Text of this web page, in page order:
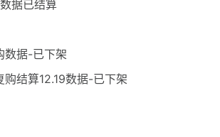
据已结算
数据-已下架
结算12.19数据-已下架